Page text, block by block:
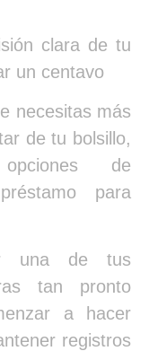
clara de tu
un centavo
necesitas más
de tu bolsillo,
de
para
una de tus
tan pronto
a hacer
registros